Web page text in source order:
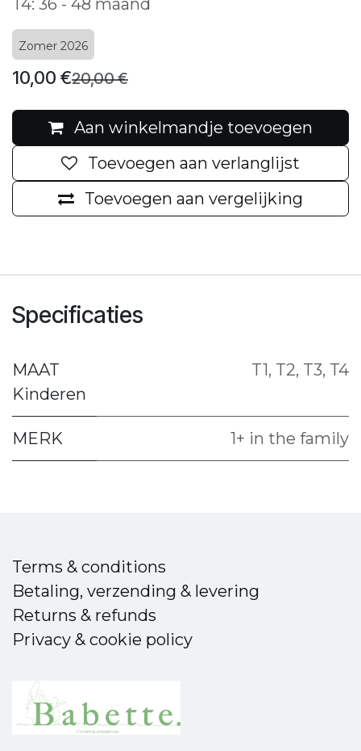
T4: 36 - 48 maand
Zomer 2026
10,00 €20,00€
Aan winkelmandje toevoegen
Toevoegen aan vergelijking
Toevoegen aan verlanglijst
Specificaties
MAAT
Kinderen
T1, T2, T3, T4
MERK 1+ in the family
Terms & conditions
Betaling, verzending & levering
Returns & refunds
Privacy & cookie policy